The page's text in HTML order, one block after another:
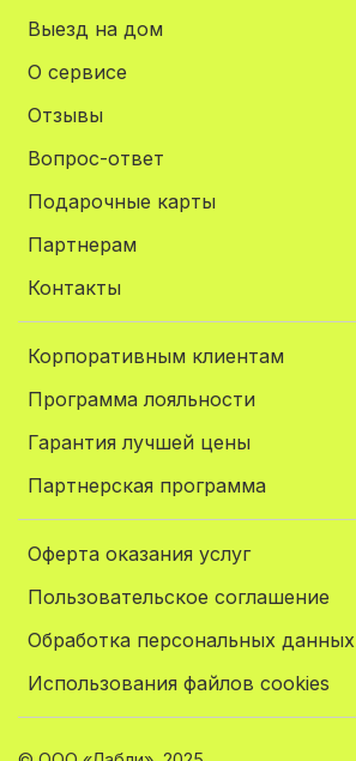
Выезд на дом
О сервисе
Отзывы
Вопрос-ответ
Подарочные карты
Партнерам
Контакты
Корпоративным клиентам
Программа лояльности
Гарантия лучшей цены
Партнерская программа
Оферта оказания услуг
Пользовательское соглашение
Обработка персональных данных
Использования файлов cookies